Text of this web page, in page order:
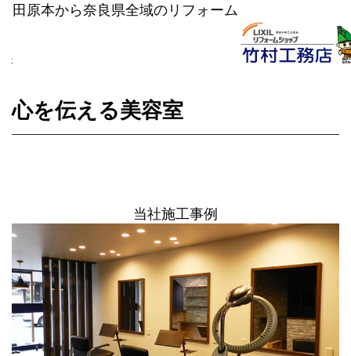
田原本から奈良県全域のリフォーム
竹村工務店のリフォーム｜LIXILリフォームショップ リフォーム事例 >心を伝える美容室
心を伝える美容室
当社施工事例